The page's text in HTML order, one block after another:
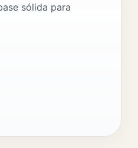
sólida para